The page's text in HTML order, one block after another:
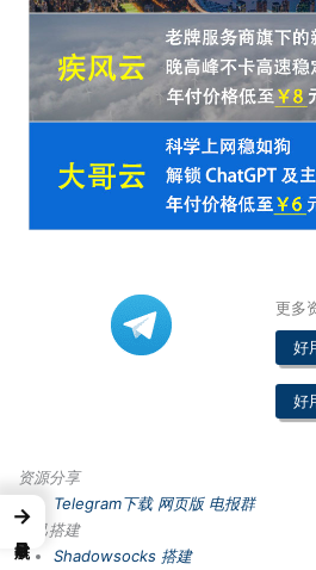
更多
好
好
资源分享
Telegram下载 网页版 电报群
自己搭建
Shadowsocks 搭建
→